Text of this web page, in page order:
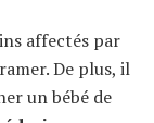
affectés par
De plus, il
un bébé de